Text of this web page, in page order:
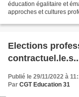
éducation égalitaire et
approches et cultures
Elections
Publié le 29/11/2022 à
Par CGT Education 31